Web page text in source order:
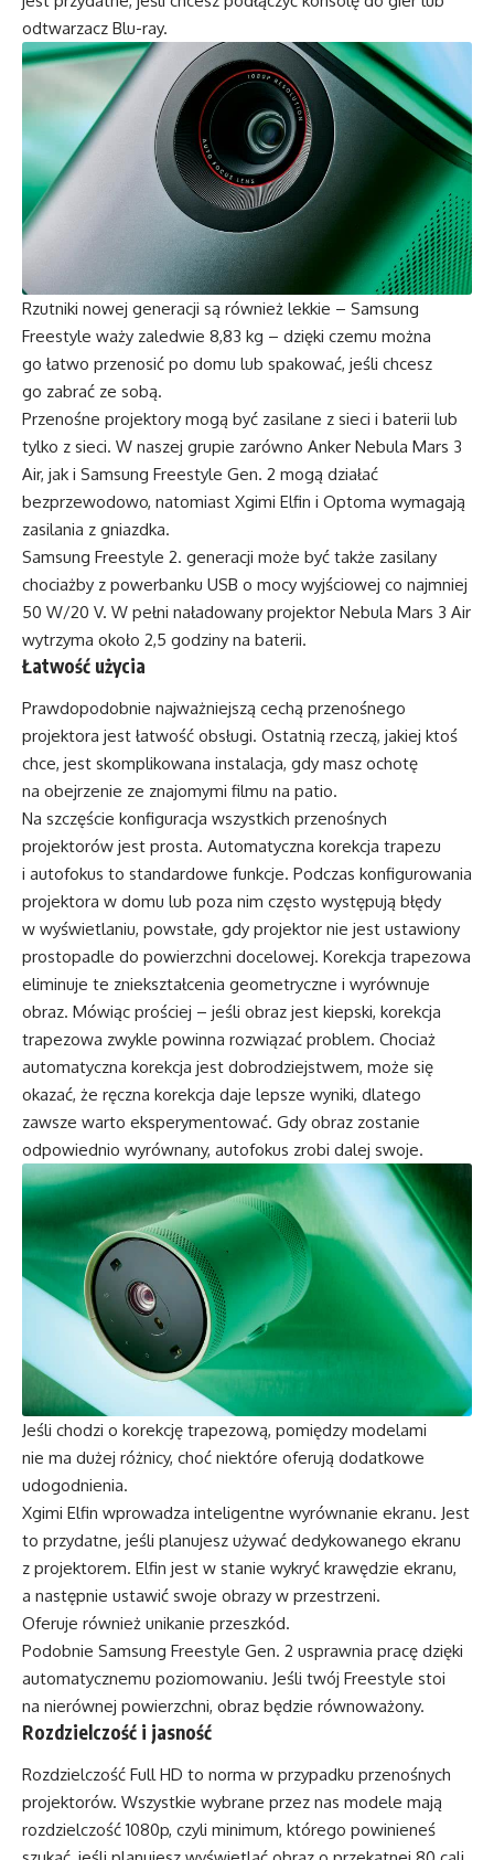
odtwarzacz Blu-ray.
Rzutniki nowej generacji są również lekkie – Samsung
Freestyle waży zaledwie 8,83 kg – dzięki czemu można
go łatwo przenosić po domu lub spakować, jeśli chcesz
go zabrać ze sobą.
Przenośne projektory mogą być zasilane z sieci i baterii lub
tylko z sieci. W naszej grupie zarówno Anker Nebula Mars 3
Air, jak i Samsung Freestyle Gen. 2 mogą działać
bezprzewodowo, natomiast Xgimi Elfin i Optoma wymagają
zasilania z gniazdka.
Samsung Freestyle 2. generacji może być także zasilany
chociażby z powerbanku USB o mocy wyjściowej co najmniej
50 W/20 V. W pełni naładowany projektor Nebula Mars 3 Air
wytrzyma około 2,5 godziny na baterii.
Łatwość użycia
Prawdopodobnie najważniejszą cechą przenośnego
projektora jest łatwość obsługi. Ostatnią rzeczą, jakiej ktoś
chce, jest skomplikowana instalacja, gdy masz ochotę
na obejrzenie ze znajomymi filmu na patio.
Na szczęście konfiguracja wszystkich przenośnych
projektorów jest prosta. Automatyczna korekcja trapezu
i autofokus to standardowe funkcje. Podczas konfigurowania
projektora w domu lub poza nim często występują błędy
w wyświetlaniu, powstałe, gdy projektor nie jest ustawiony
prostopadle do powierzchni docelowej. Korekcja trapezowa
eliminuje te zniekształcenia geometryczne i wyrównuje
obraz. Mówiąc prościej – jeśli obraz jest kiepski, korekcja
trapezowa zwykle powinna rozwiązać problem. Chociaż
automatyczna korekcja jest dobrodziejstwem, może się
okazać, że ręczna korekcja daje lepsze wyniki, dlatego
zawsze warto eksperymentować. Gdy obraz zostanie
odpowiednio wyrównany, autofokus zrobi dalej swoje.
Jeśli chodzi o korekcję trapezową, pomiędzy modelami
nie ma dużej różnicy, choć niektóre oferują dodatkowe
udogodnienia.
Xgimi Elfin wprowadza inteligentne wyrównanie ekranu. Jest
to przydatne, jeśli planujesz używać dedykowanego ekranu
z projektorem. Elfin jest w stanie wykryć krawędzie ekranu,
a następnie ustawić swoje obrazy w przestrzeni.
Oferuje również unikanie przeszkód.
Podobnie Samsung Freestyle Gen. 2 usprawnia pracę dzięki
automatycznemu poziomowaniu. Jeśli twój Freestyle stoi
na nierównej powierzchni, obraz będzie równoważony.
Rozdzielczość i jasność
Rozdzielczość Full HD to norma w przypadku przenośnych
projektorów. Wszystkie wybrane przez nas modele mają
rozdzielczość 1080p, czyli minimum, którego powinieneś